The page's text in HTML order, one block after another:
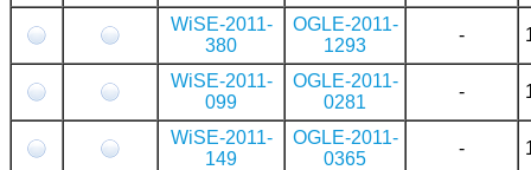
WiSE-2011-
380
OGLE-2011-
1293
-
WiSE-2011-
099
OGLE-2011-
0281
-
WiSE-2011-
149
OGLE-2011-
0365
-